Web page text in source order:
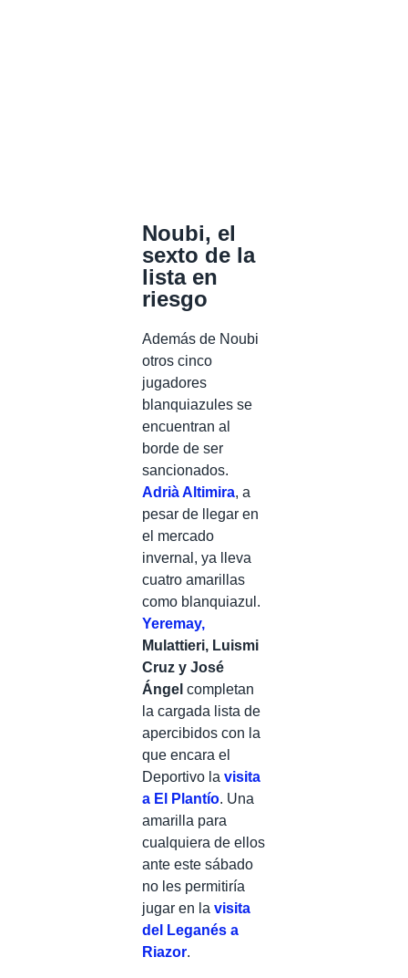
Noubi, el
sexto de la
lista en
riesgo
Además de Noubi
otros cinco
jugadores
blanquiazules se
encuentran al
borde de ser
sancionados.
Adrià Altimira, a
pesar de llegar en
el mercado
invernal, ya lleva
cuatro amarillas
como blanquiazul.
Yeremay,
Mulattieri, Luismi
Cruz y José
Ángel completan
la cargada lista de
apercibidos con la
que encara el
Deportivo la visita
a El Plantío. Una
amarilla para
cualquiera de ellos
ante este sábado
no les permitiría
jugar en la visita
del Leganés a
Riazor.